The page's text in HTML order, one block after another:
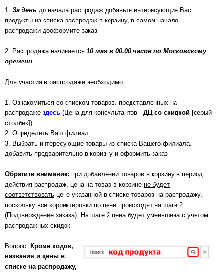
1. За день до начала распродаж добавьте интересующие Вас
продукты из списка распродаж в корзину, в самом начале
распродажи дооформите заказ
2. Распродажа начинается 10 мая в 00.00 часов по Московскому
времени
Для участия в распродаже необходимо:
1. Ознакомиться со списком товаров, представленных на
распродаже здесь (Цена для консультантов - ДЦ со скидкой [серый
столбик])
2. Определить Ваш филиал
3. Выбрать интересующие товары из списка Вашего филиала,
добавить предварительно в коризну и оформить заказ
Обратите внимание: при добавлении товаров в корзину в период
действия распродаж, цена на товар в корзине не будет
соответствовать цене указанной в списке товаров на распродажу,
поскольку все корректировки по цене происходят на шаге 2
(Подтверждение заказа). На шаге 2 цена будет уменьшена с учетом
распродажных скидок
Вопрос: Кроме кодов,
названия и цены в
списке на распродажу,